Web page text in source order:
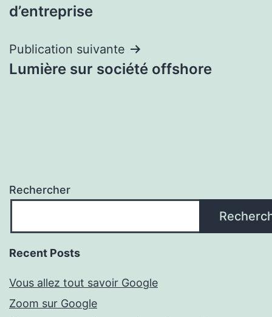
d’entreprise
Publication suivante
Lumière sur société offshore
Rechercher
Recent Posts
Vous allez tout savoir Google
Zoom sur Google